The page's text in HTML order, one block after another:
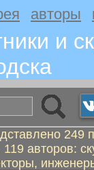
авторы
и
249
авторов: